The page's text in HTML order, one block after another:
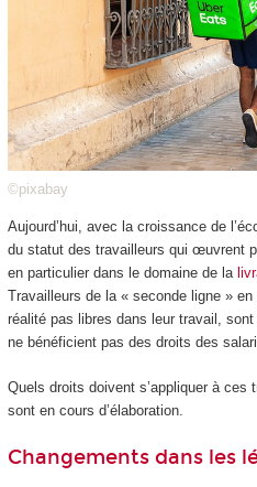
©pixabay
Aujourd’hui, avec la croissance de
du statut des travailleurs qui œuvrent
en particulier dans le domaine de la
Travailleurs de la « seconde ligne »
réalité pas libres dans leur travail,
ne bénéficient pas des droits des
Quels droits doivent s’appliquer à ces
sont en cours d’élaboration.
Changements dans les